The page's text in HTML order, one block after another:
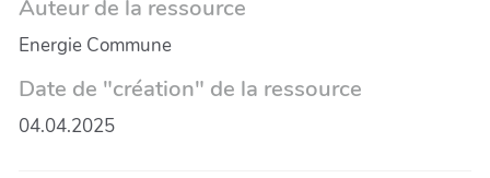
Auteur de la ressource
Energie Commune
Date de "création" de la ressource
04.04.2025